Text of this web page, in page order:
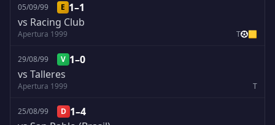
05/09/99 E 1–1
vs Racing Club
Apertura 1999 T 🟨
29/08/99 V 1–0
vs Talleres
Apertura 1999 T
25/08/99 D 1–4